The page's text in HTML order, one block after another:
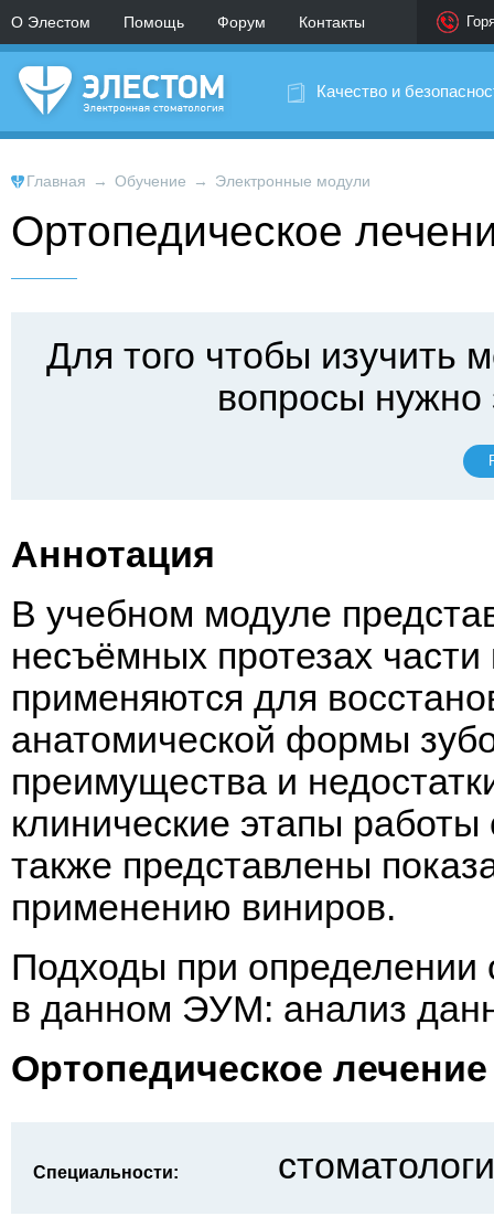
О Элестом Помощь Форум Контакты
Качество и
Главная → Обучение → Электронные модули
Ортопедическое
Для того чтобы изучить
вопросы нужно
Аннотация
В учебном модуле
несъёмных протезах части
применяются для
анатомической формы
преимущества и
клинические этапы
также представлены
применению виниров.
Подходы при определении
в данном ЭУМ: анализ
Ортопедическое
Специальности: